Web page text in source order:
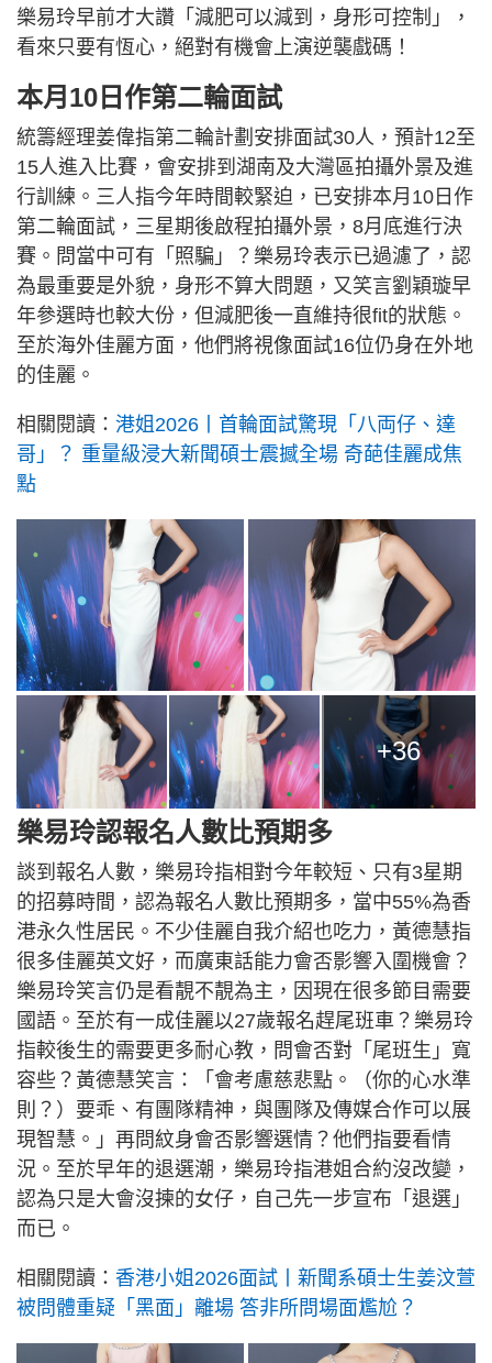
樂易玲早前才大讚「減肥可以減到，身形可控制」，
看來只要有恆心，絕對有機會上演逆襲戲碼！
本月10日作第二輪面試
統籌經理姜偉指第二輪計劃安排面試30人，預計12至
15人進入比賽，會安排到湖南及大灣區拍攝外景及進
行訓練。三人指今年時間較緊迫，已安排本月10日作
第二輪面試，三星期後啟程拍攝外景，8月底進行決
賽。問當中可有「照騙」？樂易玲表示已過濾了，認
為最重要是外貌，身形不算大問題，又笑言劉穎璇早
年參選時也較大份，但減肥後一直維持很fit的狀態。
至於海外佳麗方面，他們將視像面試16位仍身在外地
的佳麗。
相關閱讀： 港姐2026丨首輪面試驚現「八両仔、達
哥」？ 重量級浸大新聞碩士震撼全場 奇葩佳麗成焦
點
+36
樂易玲認報名人數比預期多
談到報名人數，樂易玲指相對今年較短、只有3星期
的招募時間，認為報名人數比預期多，當中55%為香
港永久性居民。不少佳麗自我介紹也吃力，黃德慧指
很多佳麗英文好，而廣東話能力會否影響入圍機會？
樂易玲笑言仍是看靚不靚為主，因現在很多節目需要
國語。至於有一成佳麗以27歲報名趕尾班車？樂易玲
指較後生的需要更多耐心教，問會否對「尾班生」寬
容些？黃德慧笑言：「會考慮慈悲點。（你的心水準
則？）要乖、有團隊精神，與團隊及傳媒合作可以展
現智慧。」再問紋身會否影響選情？他們指要看情
況。至於早年的退選潮，樂易玲指港姐合約沒改變，
認為只是大會沒揀的女仔，自己先一步宣布「退選」
而已。
相關閱讀： 香港小姐2026面試丨新聞系碩士生姜汶萱
被問體重疑「黑面」離場 答非所問場面尷尬？